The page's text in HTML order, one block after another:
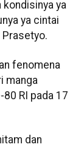
kondisinya ya
ya cintai
Prasetyo.
fenomena
manga
80 RI pada 17
dan